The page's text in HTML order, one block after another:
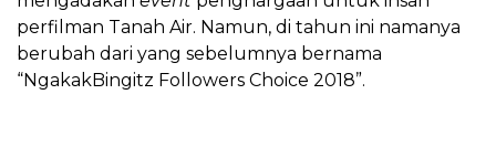
perfilman Tanah Air. Namun, di tahun ini namanya
berubah dari yang sebelumnya bernama
“NgakakBingitz Followers Choice 2018”.